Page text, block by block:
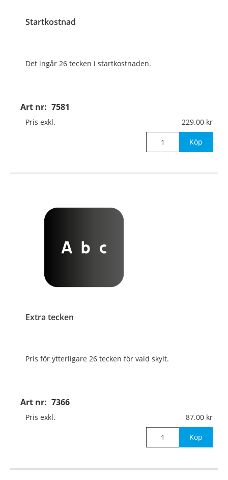
Startkostnad
Art nr: 7581
Det ingår 26 tecken i startkostnaden.
Pris exkl. 229.00
Köp
Extra tecken
Art nr: 7366
Pris för ytterligare 26 tecken för vald skylt.
Pris exkl. 87.00
Köp